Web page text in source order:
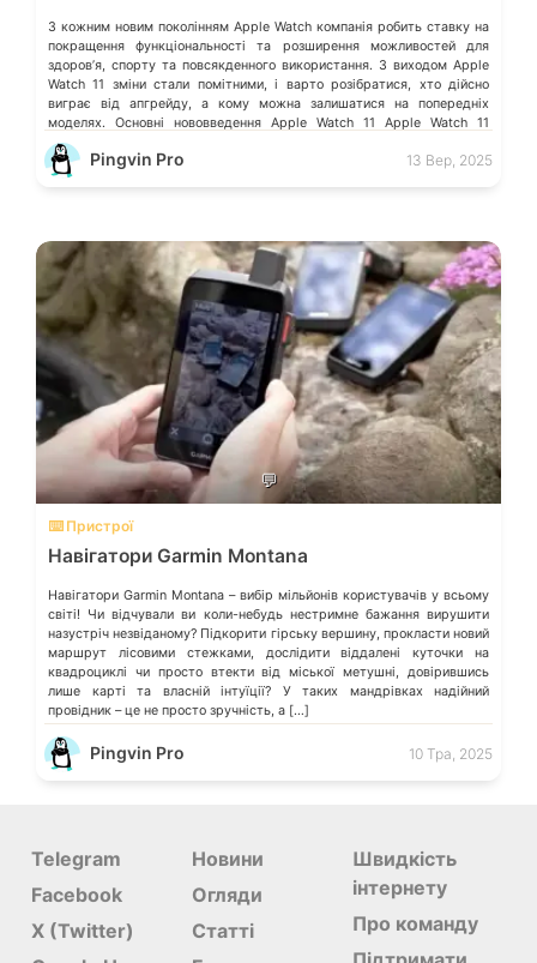
З кожним новим поколінням Apple Watch компанія робить ставку на
покращення функціональності та розширення можливостей для
здоровʼя, спорту та повсякденного використання. З виходом Apple
Watch 11 зміни стали помітними, і варто розібратися, хто дійсно
виграє від апгрейду, а кому можна залишатися на попередніх
моделях. Основні нововведення Apple Watch 11 Apple Watch 11
отримали кілька ключових […]
Pingvin Pro 13 Вер, 2025
💬
⌨️ Пристрої
Навігатори Garmin Montana
Навігатори Garmin Montana – вибір мільйонів користувачів у всьому
світі! Чи відчували ви коли-небудь нестримне бажання вирушити
назустріч незвіданому? Підкорити гірську вершину, прокласти новий
маршрут лісовими стежками, дослідити віддалені куточки на
квадроциклі чи просто втекти від міської метушні, довірившись
лише карті та власній інтуїції? У таких мандрівках надійний
провідник – це не просто зручність, а […]
Pingvin Pro 10 Тра, 2025
Telegram
Facebook
X (Twitter)
Новини
Огляди
Статті
Швидкість
інтернету
Про команду